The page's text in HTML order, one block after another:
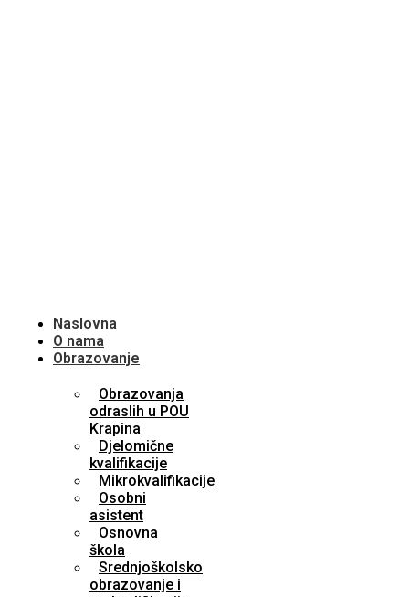
Naslovna
O nama
Obrazovanje
Obrazovanja
odraslih u POU
Krapina
Djelomične
kvalifikacije
Mikrokvalifikacije
Osobni
asistent
Osnovna
škola
Srednjoškolsko
obrazovanje i